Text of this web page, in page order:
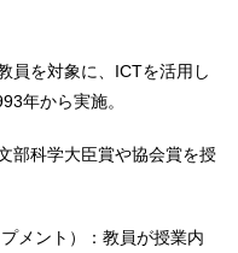
員を対象に、ICTを活用し
年から実施。
部科学大臣賞や協会賞を授
メント）：教員が授業内